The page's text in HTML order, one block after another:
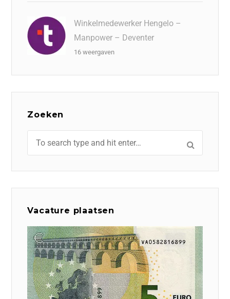
Winkelmedewerker Hengelo –
Manpower – Deventer
16 weergaven
Zoeken
Vacature plaatsen